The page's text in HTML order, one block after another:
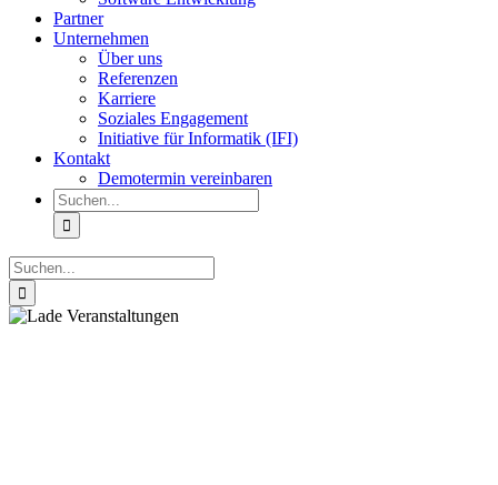
Partner
Unternehmen
Über uns
Referenzen
Karriere
Soziales Engagement
Initiative für Informatik (IFI)
Kontakt
Demotermin vereinbaren
Suche
nach:
Suche
nach: